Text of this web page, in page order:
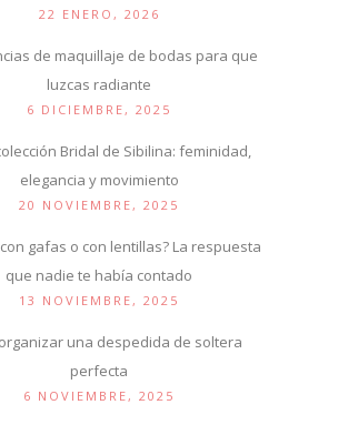
22 ENERO, 2026
de maquillaje de bodas para que
luzcas radiante
6 DICIEMBRE, 2025
Bridal de Sibilina: feminidad,
elegancia y movimiento
20 NOVIEMBRE, 2025
gafas o con lentillas? La respuesta
que nadie te había contado
13 NOVIEMBRE, 2025
una despedida de soltera
perfecta
6 NOVIEMBRE, 2025